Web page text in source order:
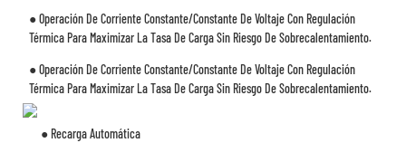
● Operación De Corriente Constante/constante De Voltaje Con Regulación
Térmica Para Maximizar La Tasa De Carga Sin Riesgo De Sobrecalentamiento.
● Operación De Corriente Constante/constante De Voltaje Con Regulación
Térmica Para Maximizar La Tasa De Carga Sin Riesgo De Sobrecalentamiento.
● Recarga Automática